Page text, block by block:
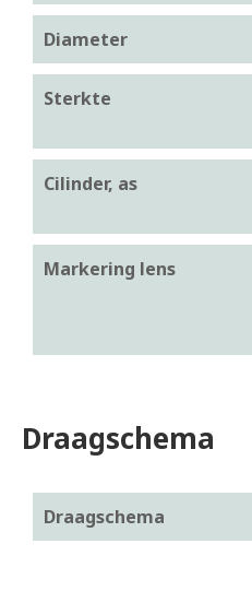
Diameter
Sterkte
Cilinder, as
Markering lens
Draagschema
Draagschema